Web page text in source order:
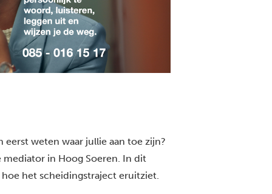
weten waar jullie aan toe zijn?
mediator in Hoog Soeren. In dit
het scheidingstraject eruitziet.